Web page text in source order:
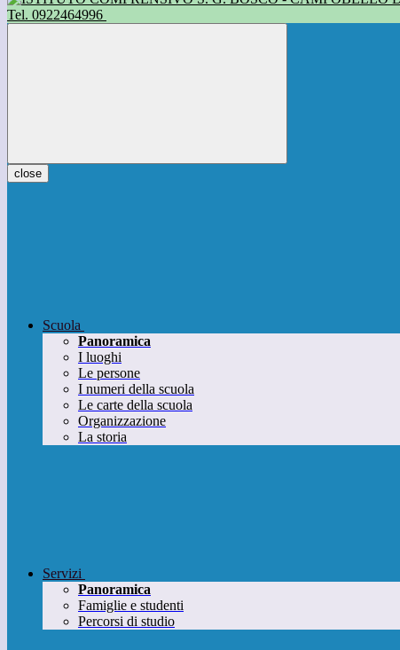
Tel. 0922464996
close
Scuola
Panoramica
I luoghi
Le persone
I numeri della scuola
Le carte della scuola
Organizzazione
La storia
Servizi
Panoramica
Famiglie e studenti
Percorsi di studio